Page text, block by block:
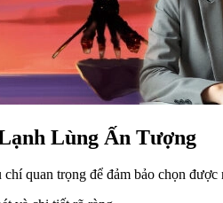
Lùng Ấn Tượng
quan trọng để đảm bảo chọn